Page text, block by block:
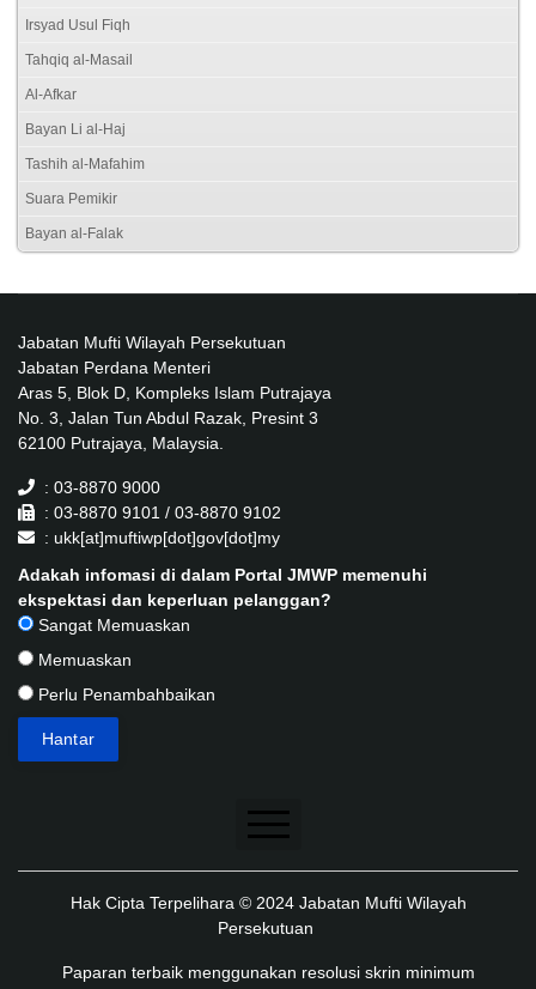
Irsyad Usul Fiqh
Tahqiq al-Masail
Al-Afkar
Bayan Li al-Haj
Tashih al-Mafahim
Suara Pemikir
Bayan al-Falak
Jabatan Mufti Wilayah Persekutuan
Jabatan Perdana Menteri
Aras 5, Blok D, Kompleks Islam Putrajaya
No. 3, Jalan Tun Abdul Razak, Presint 3
62100 Putrajaya, Malaysia.
: 03-8870 9000
: 03-8870 9101 / 03-8870 9102
: ukk[at]muftiwp[dot]gov[dot]my
Adakah infomasi di dalam Portal JMWP memenuhi
ekspektasi dan keperluan pelanggan?
Sangat Memuaskan
Memuaskan
Perlu Penambahbaikan
Penafian
Dasar Keselamatan
Hak Cipta Terpelihara © 2024 Jabatan Mufti Wilayah
Persekutuan
Paparan terbaik menggunakan resolusi skrin minimum